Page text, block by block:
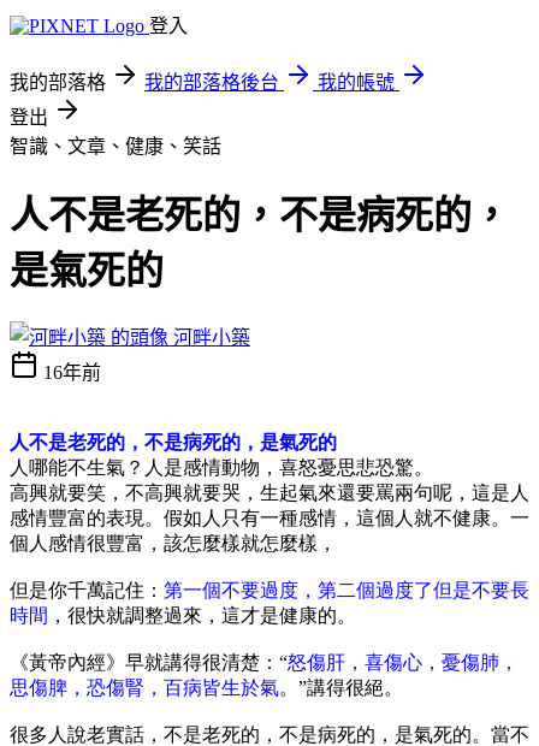
登入
我的部落格 我的部落格後台
我的帳號
登出
智識、文章、健康、笑話
人不是老死的，不是病死的，
是氣死的
河畔小築
16年前
人不是老死的，不是病死的，是氣死的
人哪能不生氣？人是感情動物，喜怒憂思悲恐驚。
高興就要笑，不高興就要哭，生起氣來還要罵兩句呢，這是人
感情豐富的表現。假如人只有一種感情，這個人就不健康。一
個人感情很豐富，該怎麼樣就怎麼樣，
但是你千萬記住： 第一個不要過度，第二個過度了但是不要長
時間 ，很快就調整過來，這才是健康的。
《黃帝內經》早就講得很清楚： “怒傷肝，喜傷心，憂傷肺，
思傷脾，恐傷腎，百病皆生於氣。”講得很絕。
很多人說老實話，不是老死的，不是病死的，是氣死的。當不